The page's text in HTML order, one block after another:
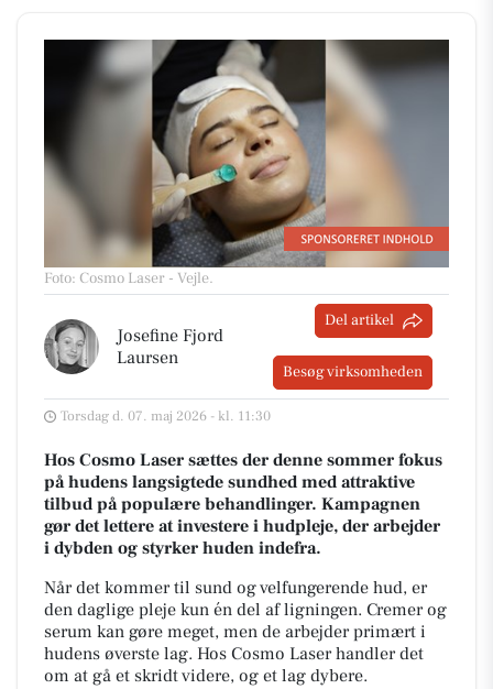
Foto: Cosmo Laser - Vejle.
Josefine Fjord
Laursen
Del artikel
Besøg virksomheden
Torsdag d. 07. maj 2026 - kl. 11:30
Hos Cosmo Laser sættes der denne sommer fokus
på hudens langsigtede sundhed med attraktive
tilbud på populære behandlinger. Kampagnen
gør det lettere at investere i hudpleje, der arbejder
i dybden og styrker huden indefra.
Når det kommer til sund og velfungerende hud, er
den daglige pleje kun én del af ligningen. Cremer og
serum kan gøre meget, men de arbejder primært i
hudens øverste lag. Hos Cosmo Laser handler det
om at gå et skridt videre, og et lag dybere.